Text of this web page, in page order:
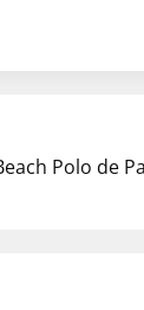
Polo de